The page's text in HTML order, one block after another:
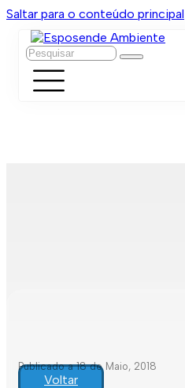
Saltar para o conteúdo principal
Pesquisar
Publicado a 18 de Maio, 2018
Voltar